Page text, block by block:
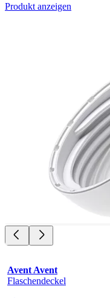
Produkt anzeigen
Avent Avent
Flaschendeckel